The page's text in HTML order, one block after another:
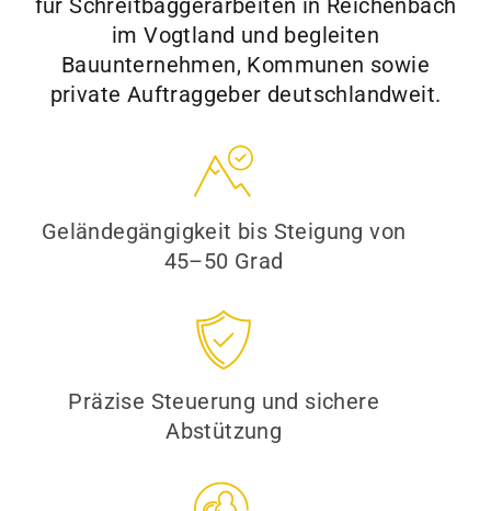
im Vogtland und begleiten
Bauunternehmen, Kommunen sowie
private Auftraggeber deutschlandweit.
Geländegängigkeit bis Steigung von
45–50 Grad
Präzise Steuerung und sichere
Abstützung